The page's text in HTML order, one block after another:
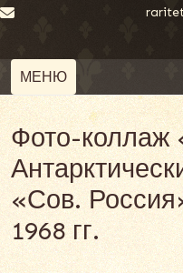
МЕНЮ
Фото-коллаж
«Сов.
1968 гг.